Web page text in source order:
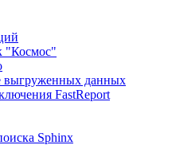
"Космос"
выгруженных данных
FastReport
Sphinx